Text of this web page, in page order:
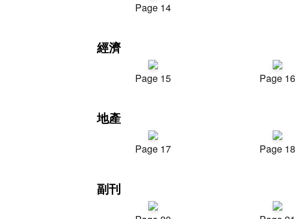
Page 14
經濟
Page 15 Page 16
地產
Page 17 Page 18
副刊